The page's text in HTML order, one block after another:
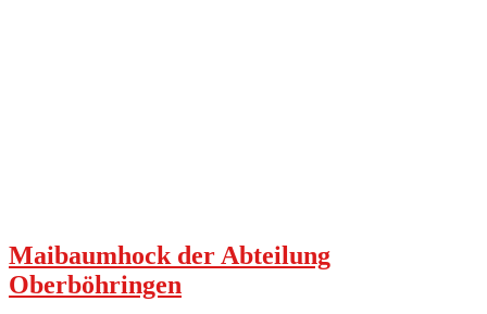
Maibaumhock der Abteilung
Oberböhringen